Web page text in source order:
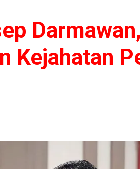
Kejahatan